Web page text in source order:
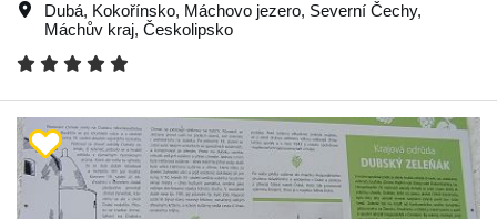
Dubá, Kokořínsko, Máchovo jezero, Severní Čechy,
Máchův kraj, Českolipsko